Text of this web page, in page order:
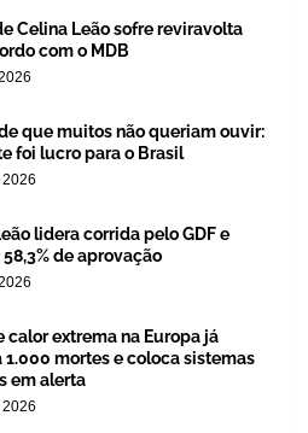
Celina Leão sofre reviravolta
com o MDB
que muitos não queriam ouvir:
foi lucro para o Brasil
lidera corrida pelo GDF e
de aprovação
calor extrema na Europa já
1.000 mortes e coloca sistemas
em alerta